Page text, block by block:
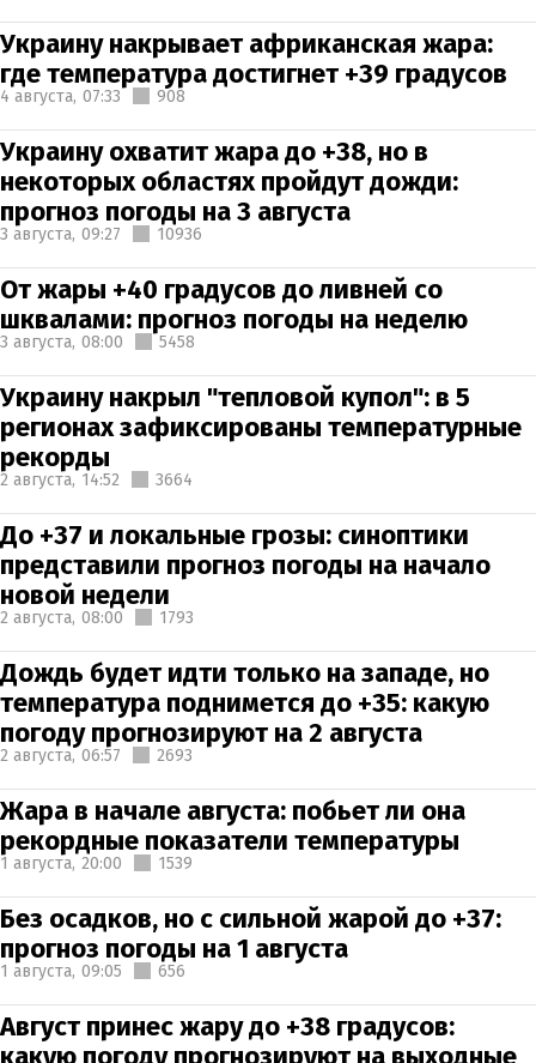
Украину накрывает африканская жара:
где температура достигнет +39 градусов
4 августа, 07:33 908
Украину охватит жара до +38, но в
некоторых областях пройдут дожди:
прогноз погоды на 3 августа
3 августа, 09:27 10936
От жары +40 градусов до ливней со
шквалами: прогноз погоды на неделю
3 августа, 08:00 5458
Украину накрыл "тепловой купол": в 5
регионах зафиксированы температурные
рекорды
2 августа, 14:52 3664
До +37 и локальные грозы: синоптики
представили прогноз погоды на начало
новой недели
2 августа, 08:00 1793
Дождь будет идти только на западе, но
температура поднимется до +35: какую
погоду прогнозируют на 2 августа
2 августа, 06:57 2693
Жара в начале августа: побьет ли она
рекордные показатели температуры
1 августа, 20:00 1539
Без осадков, но с сильной жарой до +37:
прогноз погоды на 1 августа
1 августа, 09:05 656
Август принес жару до +38 градусов:
какую погоду прогнозируют на выходные